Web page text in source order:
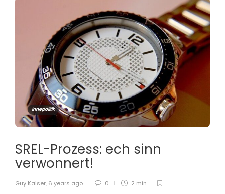
Innepolitik
SREL-Prozess: ech sinn
verwonnert!
Guy Kaiser, 6 years ago 0 2 min